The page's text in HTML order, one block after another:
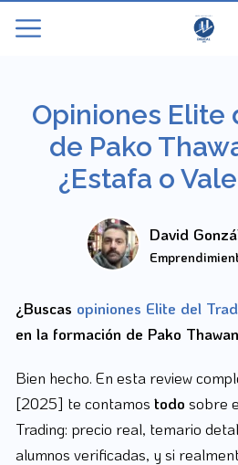
Opiniones Elite
de Pako
¿Estafa o
David
¿Buscas opiniones Elite del
en la formación de Pako
Bien hecho. En esta review
[2025] te contamos todo sobre
Trading: precio real, temario
alumnos verificadas, y si